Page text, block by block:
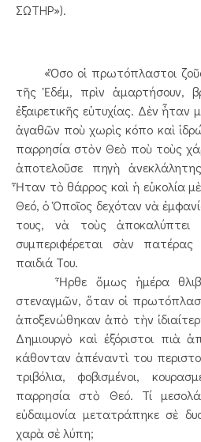
ΣΩΤΗΡ»).
«Ὅσο οἱ πρωτόπλαστοι
τῆς Ἐδέμ, πρὶν ἁμαρτήσουν,
ἐξαιρετικῆς εὐτυχίας. Δὲν
ἀγαθῶν ποὺ χωρὶς κόπο καὶ
παρρησία στὸν Θεὸ ποὺ τοὺς
ἀποτελοῦσε πηγὴ
Ἦταν τὸ θάρρος καὶ ἡ εὐκολία
Θεό, ὁ Ὁποῖος δεχόταν νὰ
τους, νὰ τοὺς
συμπεριφέρεται σὰν
παιδιά Του.
Ἦρθε ὅμως ἡμέρα
στεναγμῶν, ὅταν οἱ
ἀποξενώθηκαν ἀπὸ τὴν
Δημιουργὸ καὶ ἐξόριστοι πιὰ
κάθονταν ἀπέναντὶ του
τριβόλια, φοβισμένοι,
παρρησία στὸ Θεό. Τί
εὐδαιμονία μετατράπηκε σὲ
χαρὰ σὲ λύπη;